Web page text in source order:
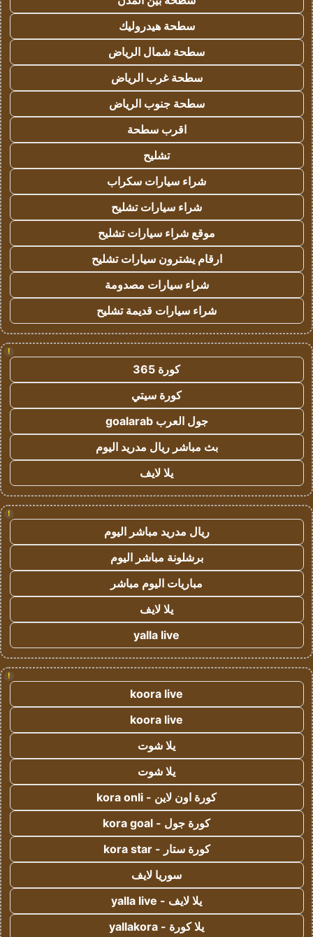
سطحة هيدروليك
سطحة شمال الرياض
سطحة غرب الرياض
سطحة جنوب الرياض
اقرب سطحة
تشليح
شراء سيارات سكراب
شراء سيارات تشليح
موقع شراء سيارات تشليح
ارقام يشترون سيارات تشليح
شراء سيارات مصدومة
شراء سيارات قديمة تشليح
!
كورة 365
كورة سيتي
جول العرب goalarab
بث مباشر ريال مدريد اليوم
يلا لايف
!
ريال مدريد مباشر اليوم
برشلونة مباشر اليوم
مباريات اليوم مباشر
يلا لايف
yalla live
!
koora live
koora live
يلا شوت
يلا شوت
كورة اون لاين - kora onli
كورة جول - kora goal
كورة ستار - kora star
سوريا لايف
يلا لايف - yalla live
يلا كورة - yallakora